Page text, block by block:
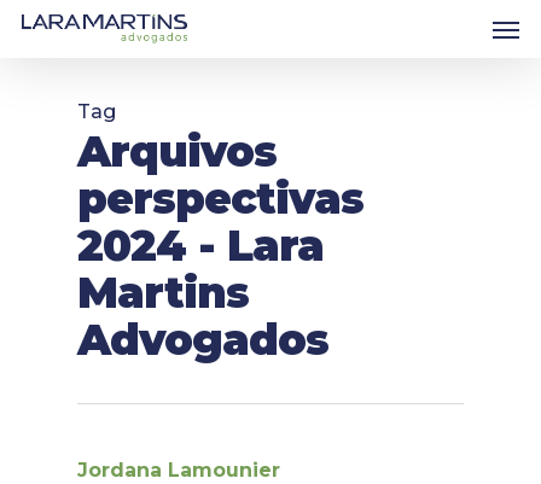
Skip
Tag
Arquivos
perspectivas
2024 - Lara
Martins
Advogados
Jordana Lamounier